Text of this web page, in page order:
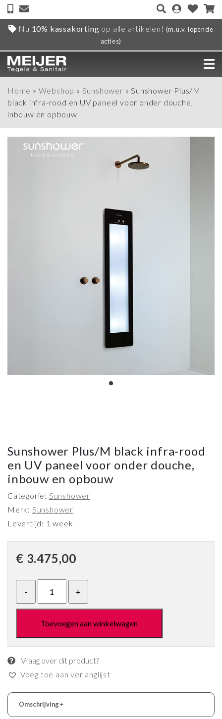
Nu 10% kassakorting op alle artikelen! (m.u.v. lopende
acties)
Home » Webshop » Sunshower »Sunshower Plus/M
black infra-rood en UV paneel voor onder douche,
inbouw en opbouw
Sunshower Plus/M black infra-rood
en UV paneel voor onder douche,
inbouw en opbouw
Categorie: Sunshower
Merk: Sunshower
Levertijd: 1 week
€ 3.475,00
Toevoegen aan winkelwagen
Vraag over dit product?
Voeg toe aan verlanglijst
Omschrijving+